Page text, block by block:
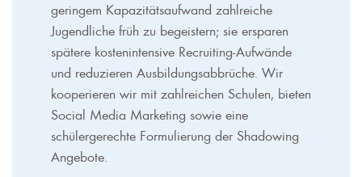
geringem Kapazitätsaufwand zahlreiche
Jugendliche früh zu begeistern; sie ersparen
spätere kostenintensive Recruiting-Aufwände
und reduzieren Ausbildungsabbrüche. Wir
kooperieren wir mit zahlreichen Schulen, bieten
Social Media Marketing sowie eine
schülergerechte Formulierung der Shadowing
Angebote.